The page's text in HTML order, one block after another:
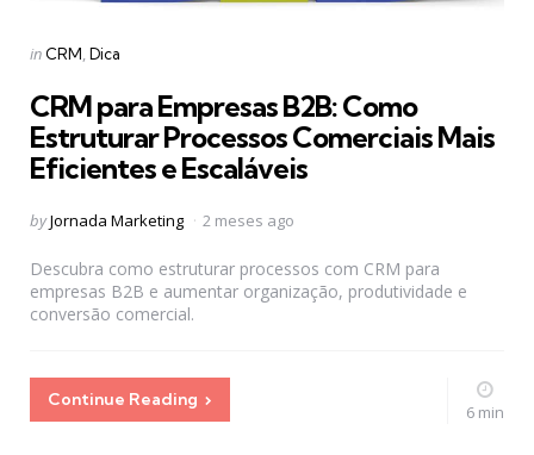
Categories
Posted
in CRM Dica
CRM para Empresas B2B: Como
Estruturar Processos Comerciais Mais
Eficientes e Escaláveis
Posted
byJornada Marketing 2 meses ago
Descubra como estruturar processos com CRM para
empresas B2B e aumentar organização, produtividade e
conversão comercial.
Continue Reading
6 min